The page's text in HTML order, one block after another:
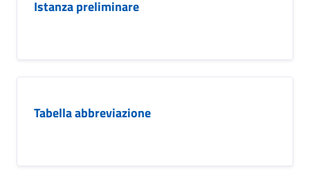
Istanza preliminare
Tabella abbreviazione